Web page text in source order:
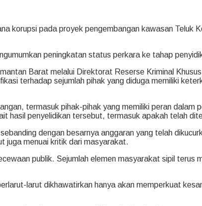
korupsi pada proyek pengembangan kawasan Teluk
peningkatan status perkara ke tahap
Barat melalui Direktorat Reserse Kriminal
terhadap sejumlah pihak yang diduga memiliki
termasuk pihak-pihak yang memiliki peran dalam
hasil penyelidikan tersebut, termasuk apakah telah
dengan besarnya anggaran yang telah
juga menuai kritik dari masyarakat.
publik. Sejumlah elemen masyarakat sipil terus
larut dikhawatirkan hanya akan memperkuat